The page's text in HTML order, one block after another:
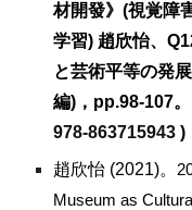
材開發》(視覚障
学習) 趙欣怡、
と芸術平等の発
編)，pp.98-107。
978-863715943 )
趙欣怡 (2021)。
Museum as